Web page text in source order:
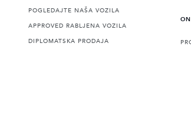
POGLEDAJTE NAŠA VOZILA
APPROVED RABLJENA VOZILA
DIPLOMATSKA PRODAJA